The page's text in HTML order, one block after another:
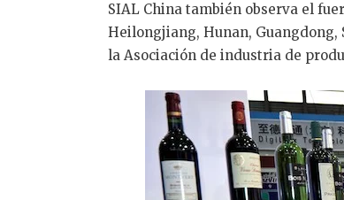
SIAL China también observa el
Heilongjiang, Hunan,
la Asociación de industria de